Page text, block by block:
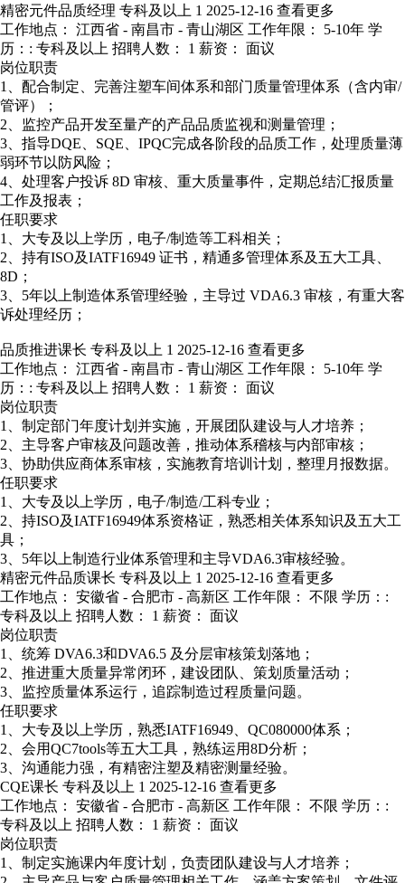
精密元件品质经理 专科及以上 1 2025-12-16 查看更多
工作地点： 江西省 - 南昌市 - 青山湖区 工作年限： 5-10年 学
历：: 专科及以上 招聘人数： 1 薪资： 面议
岗位职责
1、配合制定、完善注塑车间体系和部门质量管理体系（含内审/
管评）；
2、监控产品开发至量产的产品品质监视和测量管理；
3、指导DQE、SQE、IPQC完成各阶段的品质工作，处理质量薄
弱环节以防风险；
4、处理客户投诉 8D 审核、重大质量事件，定期总结汇报质量
工作及报表；
任职要求
1、大专及以上学历，电子/制造等工科相关；
2、持有ISO及IATF16949 证书，精通多管理体系及五大工具、
8D；
3、5年以上制造体系管理经验，主导过 VDA6.3 审核，有重大客
诉处理经历；
品质推进课长 专科及以上 1 2025-12-16 查看更多
工作地点： 江西省 - 南昌市 - 青山湖区 工作年限： 5-10年 学
历：: 专科及以上 招聘人数： 1 薪资： 面议
岗位职责
1、制定部门年度计划并实施，开展团队建设与人才培养；
2、主导客户审核及问题改善，推动体系稽核与内部审核；
3、协助供应商体系审核，实施教育培训计划，整理月报数据。
任职要求
1、大专及以上学历，电子/制造/工科专业；
2、持ISO及IATF16949体系资格证，熟悉相关体系知识及五大工
具；
3、5年以上制造行业体系管理和主导VDA6.3审核经验。
精密元件品质课长 专科及以上 1 2025-12-16 查看更多
工作地点： 安徽省 - 合肥市 - 高新区 工作年限： 不限 学历：:
专科及以上 招聘人数： 1 薪资： 面议
岗位职责
1、统筹 DVA6.3和DVA6.5 及分层审核策划落地；
2、推进重大质量异常闭环，建设团队、策划质量活动；
3、监控质量体系运行，追踪制造过程质量问题。
任职要求
1、大专及以上学历，熟悉IATF16949、QC080000体系；
2、会用QC7tools等五大工具，熟练运用8D分析；
3、沟通能力强，有精密注塑及精密测量经验。
CQE课长 专科及以上 1 2025-12-16 查看更多
工作地点： 安徽省 - 合肥市 - 高新区 工作年限： 不限 学历：:
专科及以上 招聘人数： 1 薪资： 面议
岗位职责
1、制定实施课内年度计划，负责团队建设与人才培养；